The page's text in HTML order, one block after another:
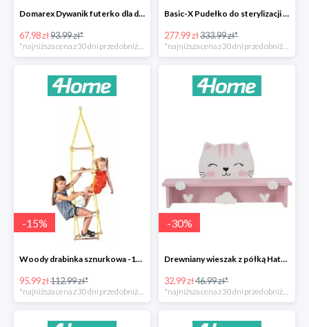
Domarex Dywanik futerko dla dzieci Pies czarno-biały -28%
67.98 zł93.99 zł*
*najniższa cena z 30 dni przed obniżką
Basic-X Pudełko do sterylizacji z ozonem -17%
277.99 zł333.99 zł*
*najniższa cena z 30 dni przed obniżką
-15%
Woody drabinka sznurkowa -15%
95.99 zł112.99 zł*
-30%
Drewniany wieszak z półką Hatu, kot -30%
32.99 zł46.99 zł*